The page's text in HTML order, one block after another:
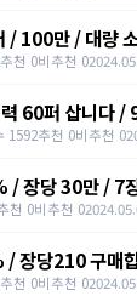
/ 100만 / 대량
추천 0비추천 0
60퍼 삽니다
1592추천 0비추천 0
/ 장당 30만 / 7
천 0비추천 0
/ 장당210 구매
추천 0비추천 0